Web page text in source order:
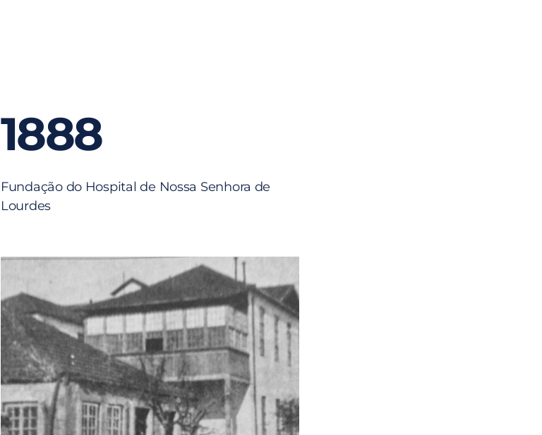
1888
Fundação do Hospital de Nossa Senhora de
Lourdes